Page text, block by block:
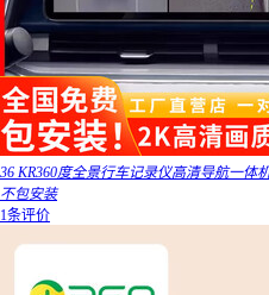
36 KR360度全景行车记录仪高清导航一体
不包安装
1条评价